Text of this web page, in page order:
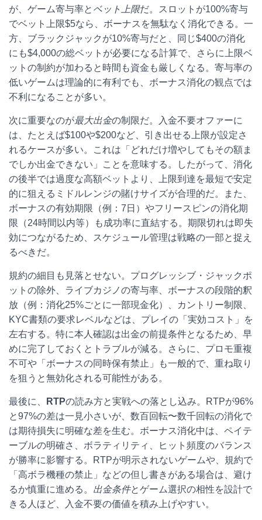
が、ゲーム寄与率と ベット上限だ。スロットが100%寄与
でベット上限$5なら、ボーナスを無駄なく消化できる。一
方、ブラックジャックが10%寄与だと、同じ$400の消化
にも$4,000の総ベットが必要になる計算で、さらに上限ベ
ットの制約が加わると時間も資金も厳しくなる。寄与率の
低いゲームは理論的に有利でも、ボーナス消化の観点では
不利になることが多い。
次に重要なのが最大出金の制限だ。入金不要オファーに
は、たとえば$100や$200など、引き出せる上限が設定さ
れるケースが多い。これは「どれだけ増やしてもその額ま
でしか出金できない」ことを意味する。したがって、消化
の後半では過度な高額ベットより、上限到達を最短で安定
的に狙えるミドルレンジの賭けサイズが合理的だ。また、
ボーナスの有効期限（例：7日）やフリースピンの消化期
限（24時間以内等）も成功率に直結する。期限切れは即失
効につながるため、スケジュール管理は戦略の一部と捉え
るべきだ。
規約の細目も見落とせない。プログレッシブ・ジャックポ
ットの除外、ライブカジノの寄与率、ボーナスの段階的釈
放（例：消化25%ごとに一部現金化）、カントリー制限、
KYC書類の要求レベルなどは、プレイの「実効コスト」を
左右する。特に本人確認は出金の前提条件となるため、早
めに完了しておくとトラブルが減る。さらに、プロモ重複
不可や「ボーナスの同時保有禁止」も一般的で、重ね取り
を狙うと無効化される可能性がある。
最後に、 RTPの読み方と実戦への落とし込み。RTPが96%
と97%の差は一見小さいが、数百回転〜数千回転の消化で
は期待損失に明確な差を生む。ボーナス消化中は、ペイテ
ーブルの明確さ、ボラティリティ、ヒット頻度のバランス
が勝率に影響する。RTPが明示されないゲームや、規約で
「高ボラ機種の禁止」などの但し書きがある場合は、避け
るか慎重に進める。 出金条件とゲーム選択の相性を設計で
きる人ほど、入金不要の価値を積み上げやすい。